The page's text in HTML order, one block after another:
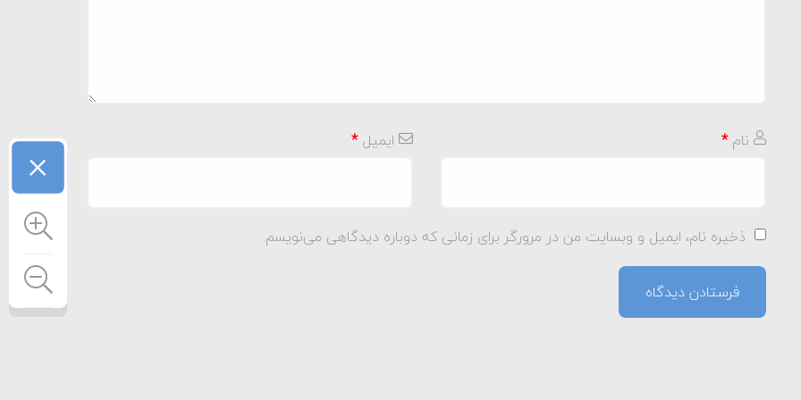
نام* ایمیل*
ذخیره نام، ایمیل و وبسایت من در مرورگر برای زمانی که دوباره دیدگاهی می‌نویسم.
×